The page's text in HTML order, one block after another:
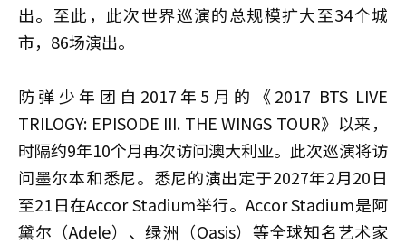
出。至此，此次世界巡演的总规模扩大至34个城
市，86场演出。
防弹少年团自2017年5月的《2017 BTS LIVE
TRILOGY: EPISODE III. THE WINGS TOUR》以来，
时隔约9年10个月再次访问澳大利亚。此次巡演将访
问墨尔本和悉尼。悉尼的演出定于2027年2月20日
至21日在Accor Stadium举行。Accor Stadium是阿
黛尔（Adele）、绿洲（Oasis）等全球知名艺术家